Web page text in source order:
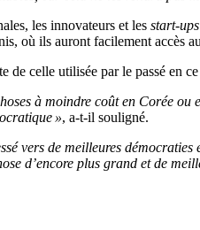
les innovateurs et les start-ups
où ils auront facilement accès
de celle utilisée par le passé en
à moindre coût en Corée
», a-t-il souligné.
vers de meilleures
d’encore plus grand et de